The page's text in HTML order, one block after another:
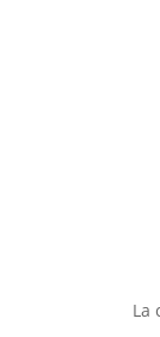
La